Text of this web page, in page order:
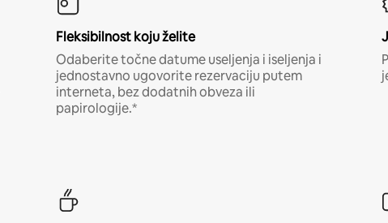
Fleksibilnost koju želite
Odaberite točne datume useljenja i iseljenja i
jednostavno ugovorite rezervaciju putem
interneta, bez dodatnih obveza ili
papirologije.*